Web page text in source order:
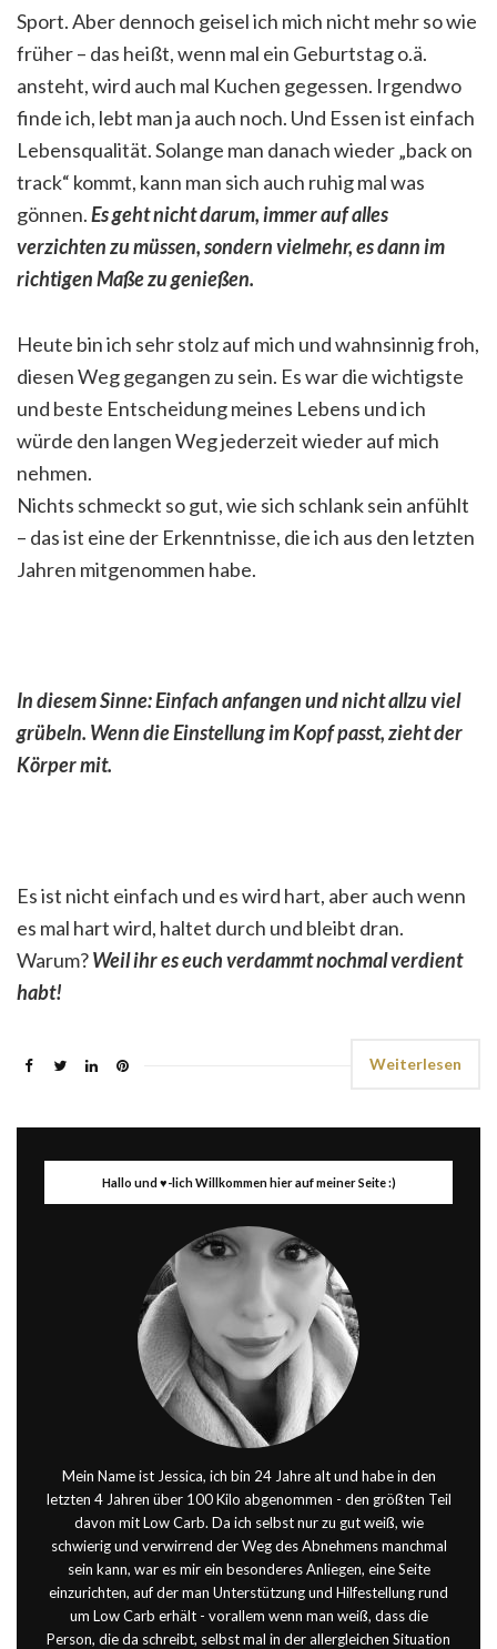
Sport. Aber dennoch geisel ich mich nicht mehr so wie
früher – das heißt, wenn mal ein Geburtstag o.ä.
ansteht, wird auch mal Kuchen gegessen. Irgendwo
finde ich, lebt man ja auch noch. Und Essen ist einfach
Lebensqualität. Solange man danach wieder „back on
track“ kommt, kann man sich auch ruhig mal was
gönnen.Es geht nicht darum, immer auf alles
verzichten zu müssen, sondern vielmehr, es dann im
richtigen Maße zu genießen.
Heute bin ich sehr stolz auf mich und wahnsinnig froh,
diesen Weg gegangen zu sein. Es war die wichtigste
und beste Entscheidung meines Lebens und ich
würde den langen Weg jederzeit wieder auf mich
nehmen.
Nichts schmeckt so gut, wie sich schlank sein anfühlt
– das ist eine der Erkenntnisse, die ich aus den letzten
Jahren mitgenommen habe.
In diesem Sinne: Einfach anfangen und nicht allzu viel
grübeln. Wenn die Einstellung im Kopf passt, zieht der
Körper mit.
Es ist nicht einfach und es wird hart, aber auch wenn
es mal hart wird, haltet durch und bleibt dran.
Warum?Weil ihr es euch verdammt nochmal verdient
habt!
Weiterlesen
Hallo und ♥-lich Willkommen hier auf meiner Seite :)
Mein Name ist Jessica, ich bin 24 Jahre alt und habe in den
letzten 4 Jahren über 100 Kilo abgenommen - den größten Teil
davon mit Low Carb. Da ich selbst nur zu gut weiß, wie
schwierig und verwirrend der Weg des Abnehmens manchmal
sein kann, war es mir ein besonderes Anliegen, eine Seite
einzurichten, auf der man Unterstützung und Hilfestellung rund
um Low Carb erhält - vorallem wenn man weiß, dass die
Person, die da schreibt, selbst mal in der allergleichen Situation